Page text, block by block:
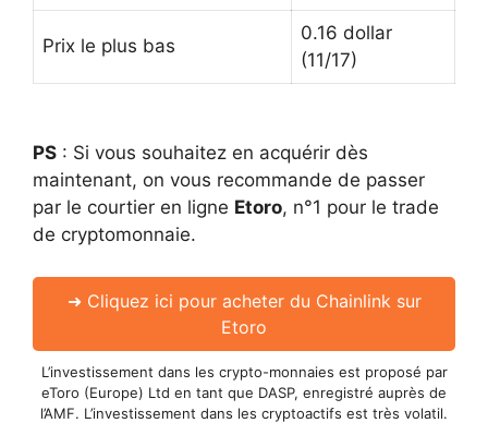
Prix le plus bas
0.16 dollar
(11/17)
PS : Si vous souhaitez en acquérir dès
maintenant, on vous recommande de passer
par le courtier en ligne Etoro, n°1 pour le trade
de cryptomonnaie.
➜ Cliquez ici pour acheter du Chainlink sur
Etoro
L’investissement dans les crypto-monnaies est proposé par
eToro (Europe) Ltd en tant que DASP, enregistré auprès de
l’AMF. L’investissement dans les cryptoactifs est très volatil.